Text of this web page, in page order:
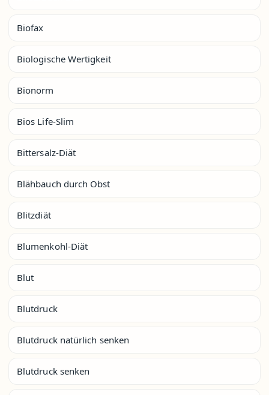
Biofax
Biologische Wertigkeit
Bionorm
Bios Life-Slim
Bittersalz-Diät
Blähbauch durch Obst
Blitzdiät
Blumenkohl-Diät
Blut
Blutdruck
Blutdruck natürlich senken
Blutdruck senken